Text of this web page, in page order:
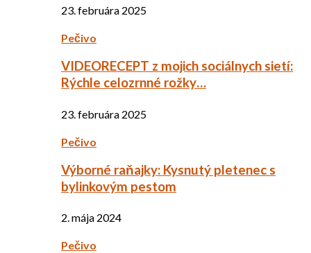
23. februára 2025
Pečivo
VIDEORECEPT z mojich sociálnych sietí:
Rýchle celozrnné rožky…
23. februára 2025
Pečivo
Výborné raňajky: Kysnutý pletenec s
bylinkovým pestom
2. mája 2024
Pečivo